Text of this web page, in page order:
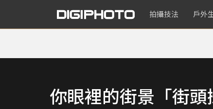
拍攝技法 戶外
你眼裡的街景「街